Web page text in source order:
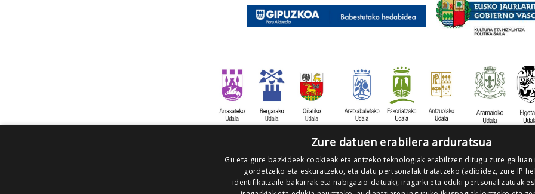
Zure datuen erabilera arduratsua
Gu eta gure bazkideek cookieak eta antzeko teknologiak erabiltzen ditugu zure
gordetzeko eta eskuratzeko, eta datu pertsonalak tratatzeko (adibidez, zure IP
identifikatzaile bakarrak eta nabigazio-datuak), iragarki eta eduki pertsonalizatuak